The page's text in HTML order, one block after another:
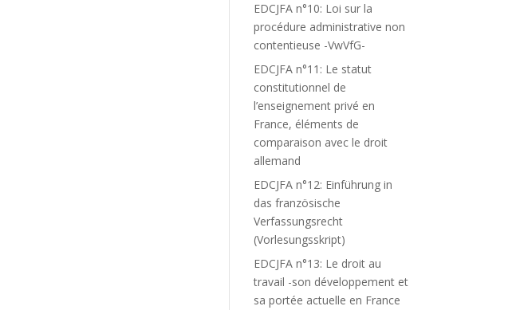
EDCJFA n°10: Loi sur la
procédure administrative non
contentieuse -VwVfG-
EDCJFA n°11: Le statut
constitutionnel de
l’enseignement privé en
France, éléments de
comparaison avec le droit
allemand
EDCJFA n°12: Einführung in
das französische
Verfassungsrecht
(Vorlesungsskript)
EDCJFA n°13: Le droit au
travail -son développement et
sa portée actuelle en France